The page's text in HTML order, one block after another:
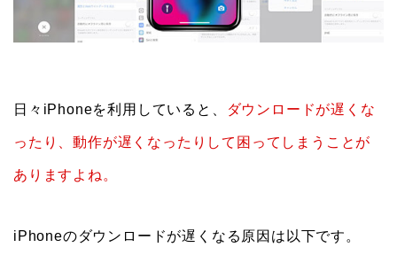
日々iPhoneを利用していると、 ダウンロードが遅くな
ったり、動作が遅くなったりして困ってしまうことが
ありますよね。
iPhoneのダウンロードが遅くなる原因は以下です。